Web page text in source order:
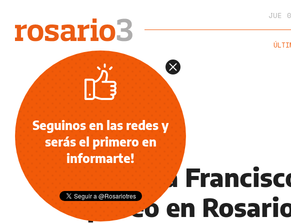
JUE
NOTICIAS
El Papa
paseo en
Seguinos en las redes y
serás el primero en
informarte!